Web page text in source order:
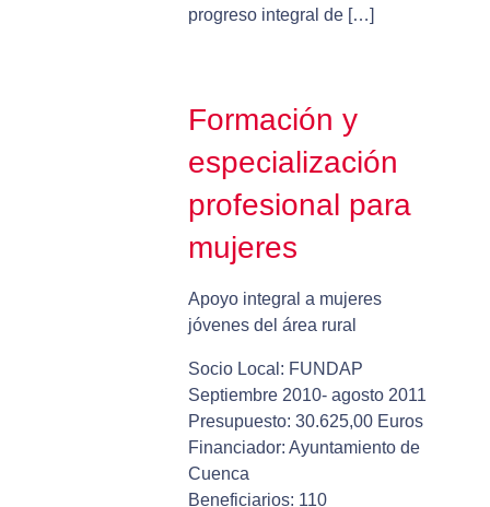
progreso integral de […]
Formación y
especialización
profesional para
mujeres
Apoyo integral a mujeres
jóvenes del área rural
Socio Local: FUNDAP
Septiembre 2010- agosto 2011
Presupuesto: 30.625,00 Euros
Financiador: Ayuntamiento de
Cuenca
Beneficiarios: 110